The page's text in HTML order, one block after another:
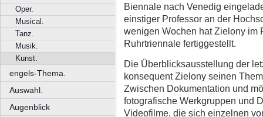
Oper.
Musical.
Tanz.
Musik.
Kunst.
engels-Thema.
Auswahl.
Augenblick
Biennale nach Venedig
einstiger Professor an der
wenigen Wochen hat Zielony im
Ruhrtriennale fertiggestellt.
Die Überblicksausstellung der
konsequent Zielony seinen
Zwischen Dokumentation und
fotografische Werkgruppen und
Videofilme, die sich einzelnen